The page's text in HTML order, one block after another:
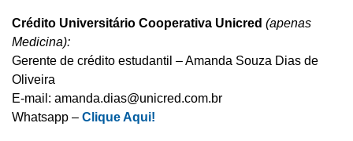
Crédito Universitário Cooperativa Unicred (apenas
Medicina):
Gerente de crédito estudantil – Amanda Souza Dias de
Oliveira
E-mail: amanda.dias@unicred.com.br
Whatsapp – Clique Aqui!